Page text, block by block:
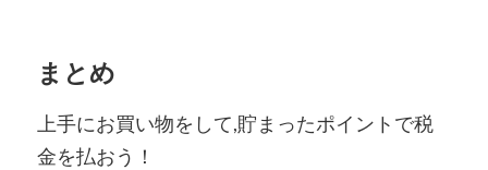
まとめ
上手にお買い物をして,貯まったポイントで税
金を払おう！